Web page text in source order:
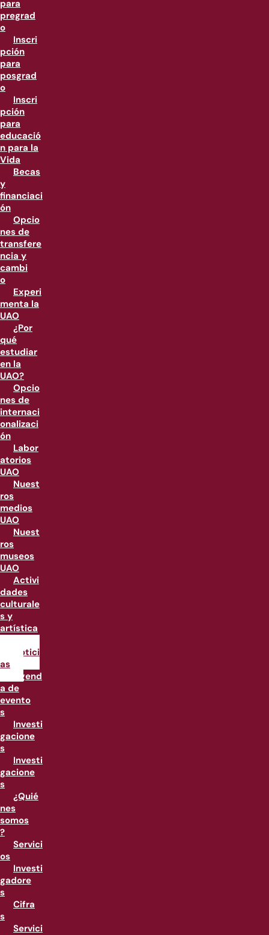
para
pregrad
o
Inscri
pción
para
posgrad
o
Inscri
pción
para
educació
n para la
Vida
Becas
y
financiaci
ón
Opcio
nes de
transfere
ncia y
cambi
o
Experi
menta la
UAO
¿Por
qué
estudiar
en la
UAO?
Opcio
nes de
internaci
onalizaci
ón
Labor
atorios
UAO
Nuest
ros
medios
UAO
Nuest
ros
museos
UAO
Activi
dades
culturale
s y
artística
Notici
as
Agend
a de
evento
s
Investi
gacione
s
Investi
gacione
s
¿Quié
nes
somos
?
Servici
os
Investi
gadore
s
Cifra
s
Servici